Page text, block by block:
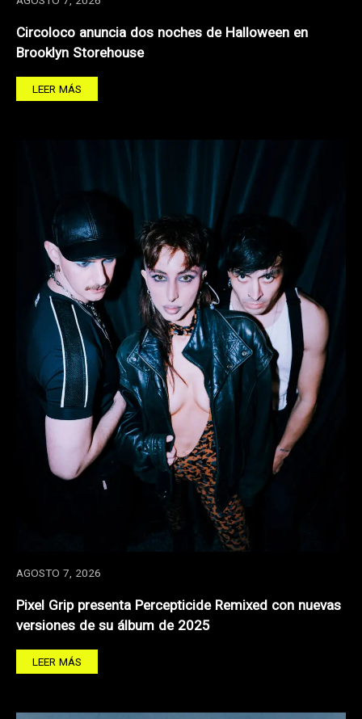
Circoloco anuncia dos noches de Halloween en
Brooklyn Storehouse
LEER MÁS
AGOSTO 7, 2026
Pixel Grip presenta Percepticide Remixed con nuevas
versiones de su álbum de 2025
LEER MÁS